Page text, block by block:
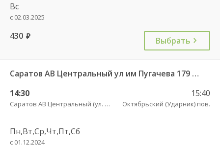
Вс
с 02.03.2025
430 руб. Выбрать
Саратов АВ Центральный ул им Пугачева 179 А — Балашов (Привокзальная площадь 7) 603-1
14:30
Саратов АВ Центральный (ул. им. Пугачева, 179 А)
15:40
Октябрьский (Ударник) пов.
Пн,Вт,Ср,Чт,Пт,Сб
с 01.12.2024